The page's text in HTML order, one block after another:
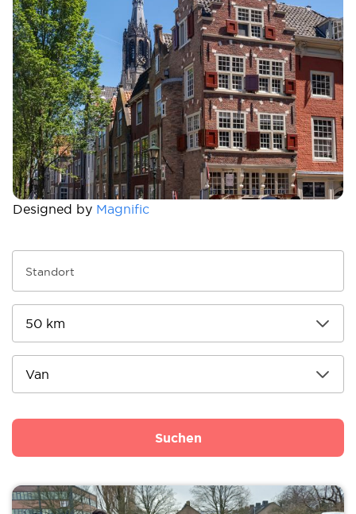
Designed by Magnific
Suchen